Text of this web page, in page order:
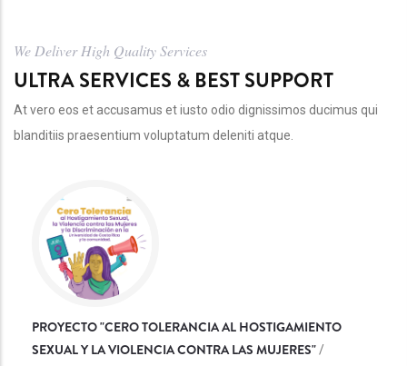
We Deliver High Quality Services
ULTRA SERVICES & BEST SUPPORT
At vero eos et accusamus et iusto odio dignissimos ducimus qui
blanditiis praesentium voluptatum deleniti atque.
PROYECTO "CERO TOLERANCIA AL HOSTIGAMIENTO
SEXUAL Y LA VIOLENCIA CONTRA LAS MUJERES" /